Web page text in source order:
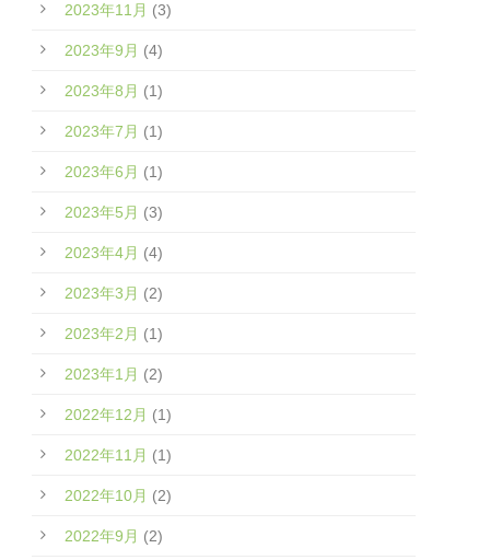
2023年11月 (3)
2023年9月 (4)
2023年8月 (1)
2023年7月 (1)
2023年6月 (1)
2023年5月 (3)
2023年4月 (4)
2023年3月 (2)
2023年2月 (1)
2023年1月 (2)
2022年12月 (1)
2022年11月 (1)
2022年10月 (2)
2022年9月 (2)